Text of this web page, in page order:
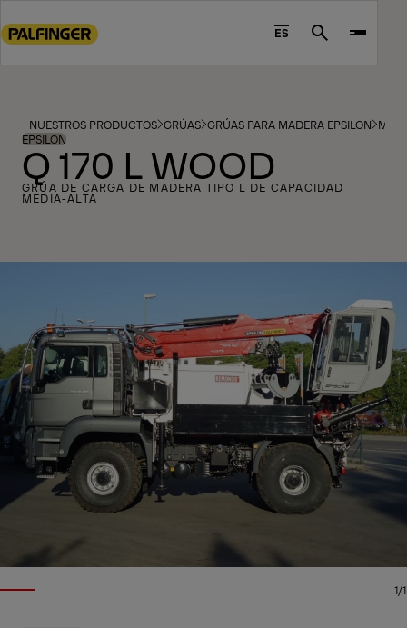
to
footer
content
ES Search
NUESTROS PRODUCTOS GRÚAS GRÚAS PARA MADERA EPSILON
EPSILON
Q 170 L WOOD
GRÚA DE CARGA DE MADERA TIPO L DE CAPACIDAD
MEDIA-ALTA
1/1